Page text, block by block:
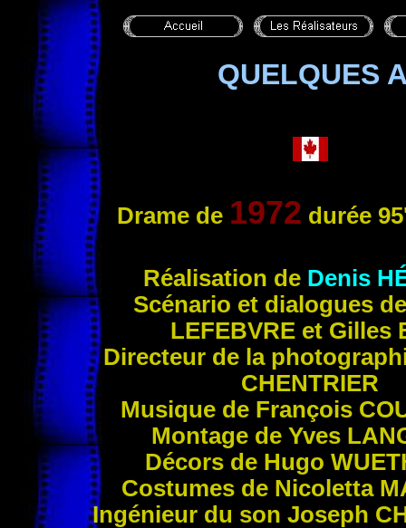
QUELQUES
Drame de 1972 durée
Réalisation de Denis
Scénario et dialogues
LEFEBVRE et Gilles
Directeur de la
CHENTRIER
Musique de François
Montage de Yves
Décors de Hugo
Costumes de Nicoletta
Ingénieur du son Joseph